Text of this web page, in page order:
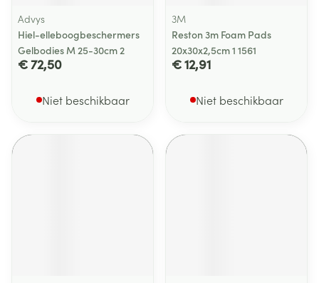
Advys
Hiel-elleboogbeschermers
Gelbodies M 25-30cm 2
€ 72,50
Niet beschikbaar
3M
Reston 3m Foam Pads
20x30x2,5cm 1 1561
€ 12,91
Niet beschikbaar